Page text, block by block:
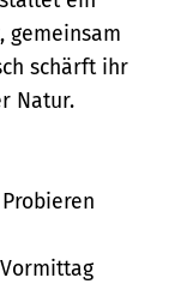
gemeinsam
schärft ihr
Natur.